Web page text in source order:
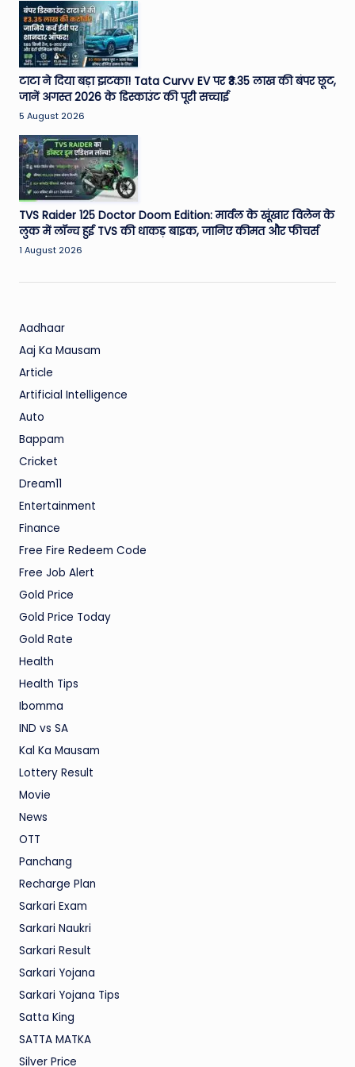
o
rl
d
टाटा ने दिया बड़ा झटका! Tata Curvv EV पर ₹3.35 लाख की बंपर छूट,
जानें अगस्त 2026 के डिस्काउंट की पूरी सच्चाई
5 August 2026
TVS Raider 125 Doctor Doom Edition: मार्वल के खूंखार विलेन के
लुक में लॉन्च हुई TVS की धाकड़ बाइक, जानिए कीमत और फीचर्स
1 August 2026
Aadhaar
Aaj Ka Mausam
Article
Artificial Intelligence
Auto
Bappam
Cricket
Dream11
Entertainment
Finance
Free Fire Redeem Code
Free Job Alert
Gold Price
Gold Price Today
Gold Rate
Health
Health Tips
Ibomma
IND vs SA
Kal Ka Mausam
Lottery Result
Movie
News
OTT
Panchang
Recharge Plan
Sarkari Exam
Sarkari Naukri
Sarkari Result
Sarkari Yojana
Sarkari Yojana Tips
Satta King
SATTA MATKA
Silver Price